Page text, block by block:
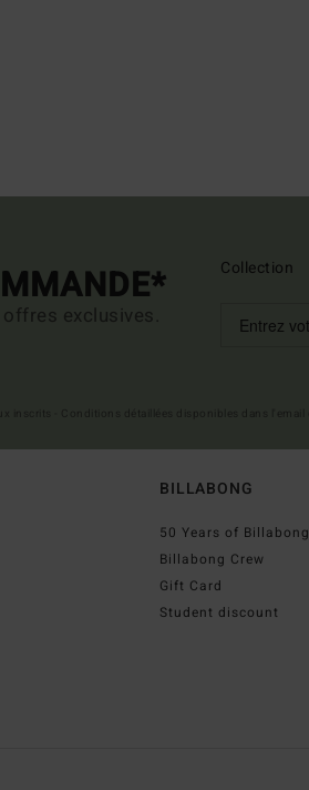
exclusives.
Collection
BILLABONG
50 Years of Billabong
Billabong Crew
Gift Card
Student discount